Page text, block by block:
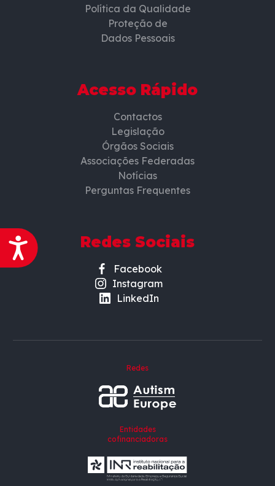
Acessibilidade
Política da Qualidade
Proteção de
Dados Pessoais
Acesso Rápido
Contactos
Legislação
Órgãos Sociais
Associações Federadas
Notícias
Perguntas Frequentes
Redes Sociais
Facebook
Instagram
LinkedIn
Redes
Entidades
cofinanciadoras